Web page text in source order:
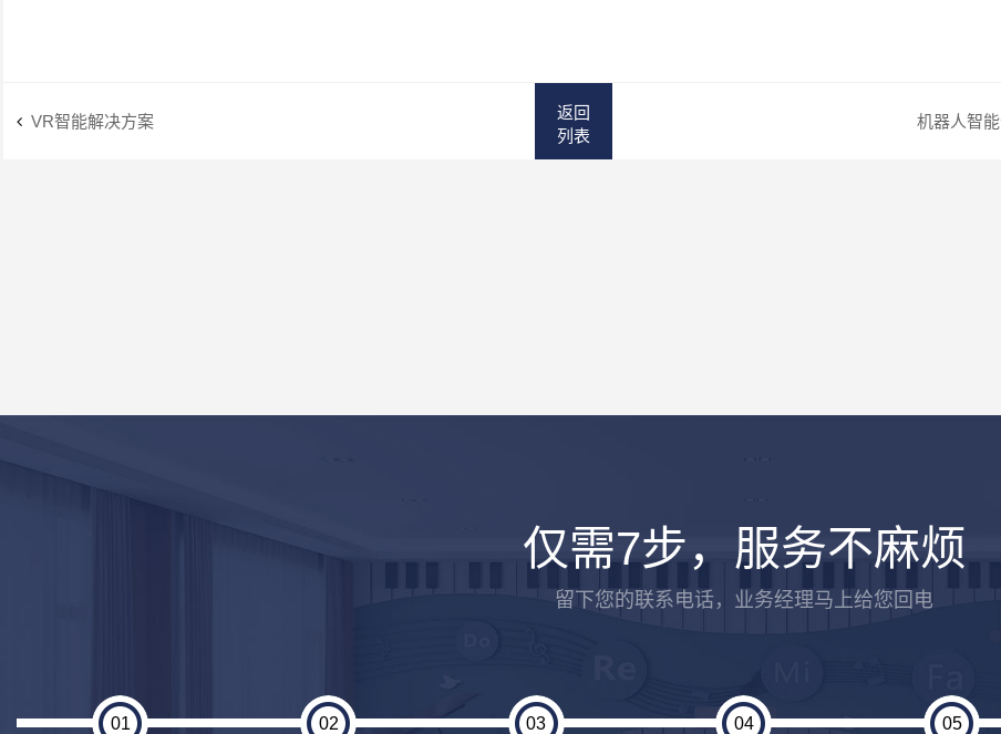
VR智能解决方案
返回
列表
机器人智
仅需7步，服务不麻烦
留下您的联系电话，业务经理马上给您回电
01 02 03 04 05